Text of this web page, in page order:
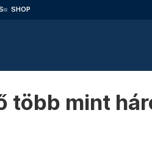
SHOP
több mint